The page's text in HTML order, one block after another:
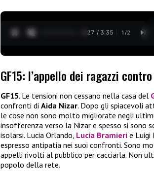
0:28 / 3:35 1 /2
GF15: l’appello dei ragazzi
GF15. Le tensioni non cessano nella casa del
confronti di Aida Nizar. Dopo gli spiacevoli
le cose non sono molto migliorate negli
insofferenza verso la Nizar e spesso si sono
isolarsi. Lucia Orlando, Lucia Bramieri e Luigi
espresso antipatia nei suoi confronti. Sono
appelli rivolti al pubblico per cacciarla. Non
popolo della rete.